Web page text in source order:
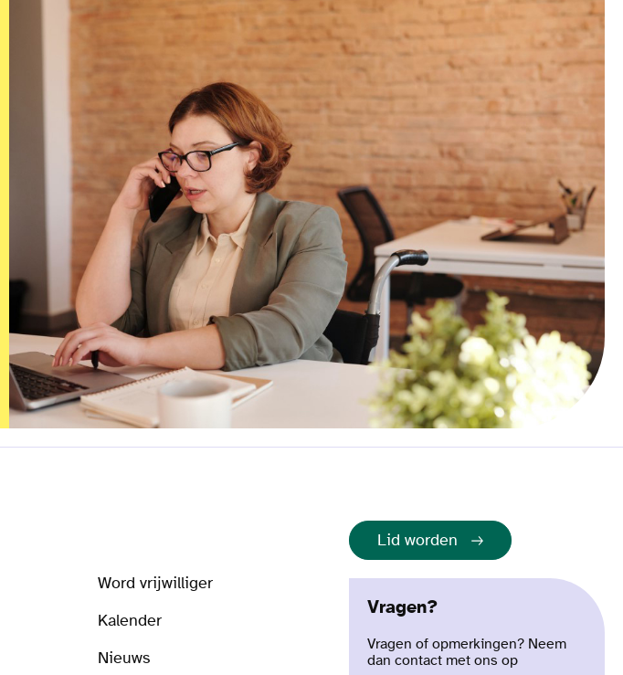
Word vrijwilliger
Kalender
Nieuws
Lid worden
Vragen?
Vragen of opmerkingen? Neem
dan contact met ons op